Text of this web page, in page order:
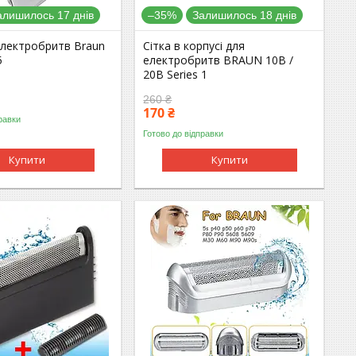
17 днів
Braun
Купити
–35% Залишилось 18 днів
Сітка в корпусі для
електробритв BRAUN 10B /
20В Series 1
260 ₴
170 ₴
Готово до відправки
Купити